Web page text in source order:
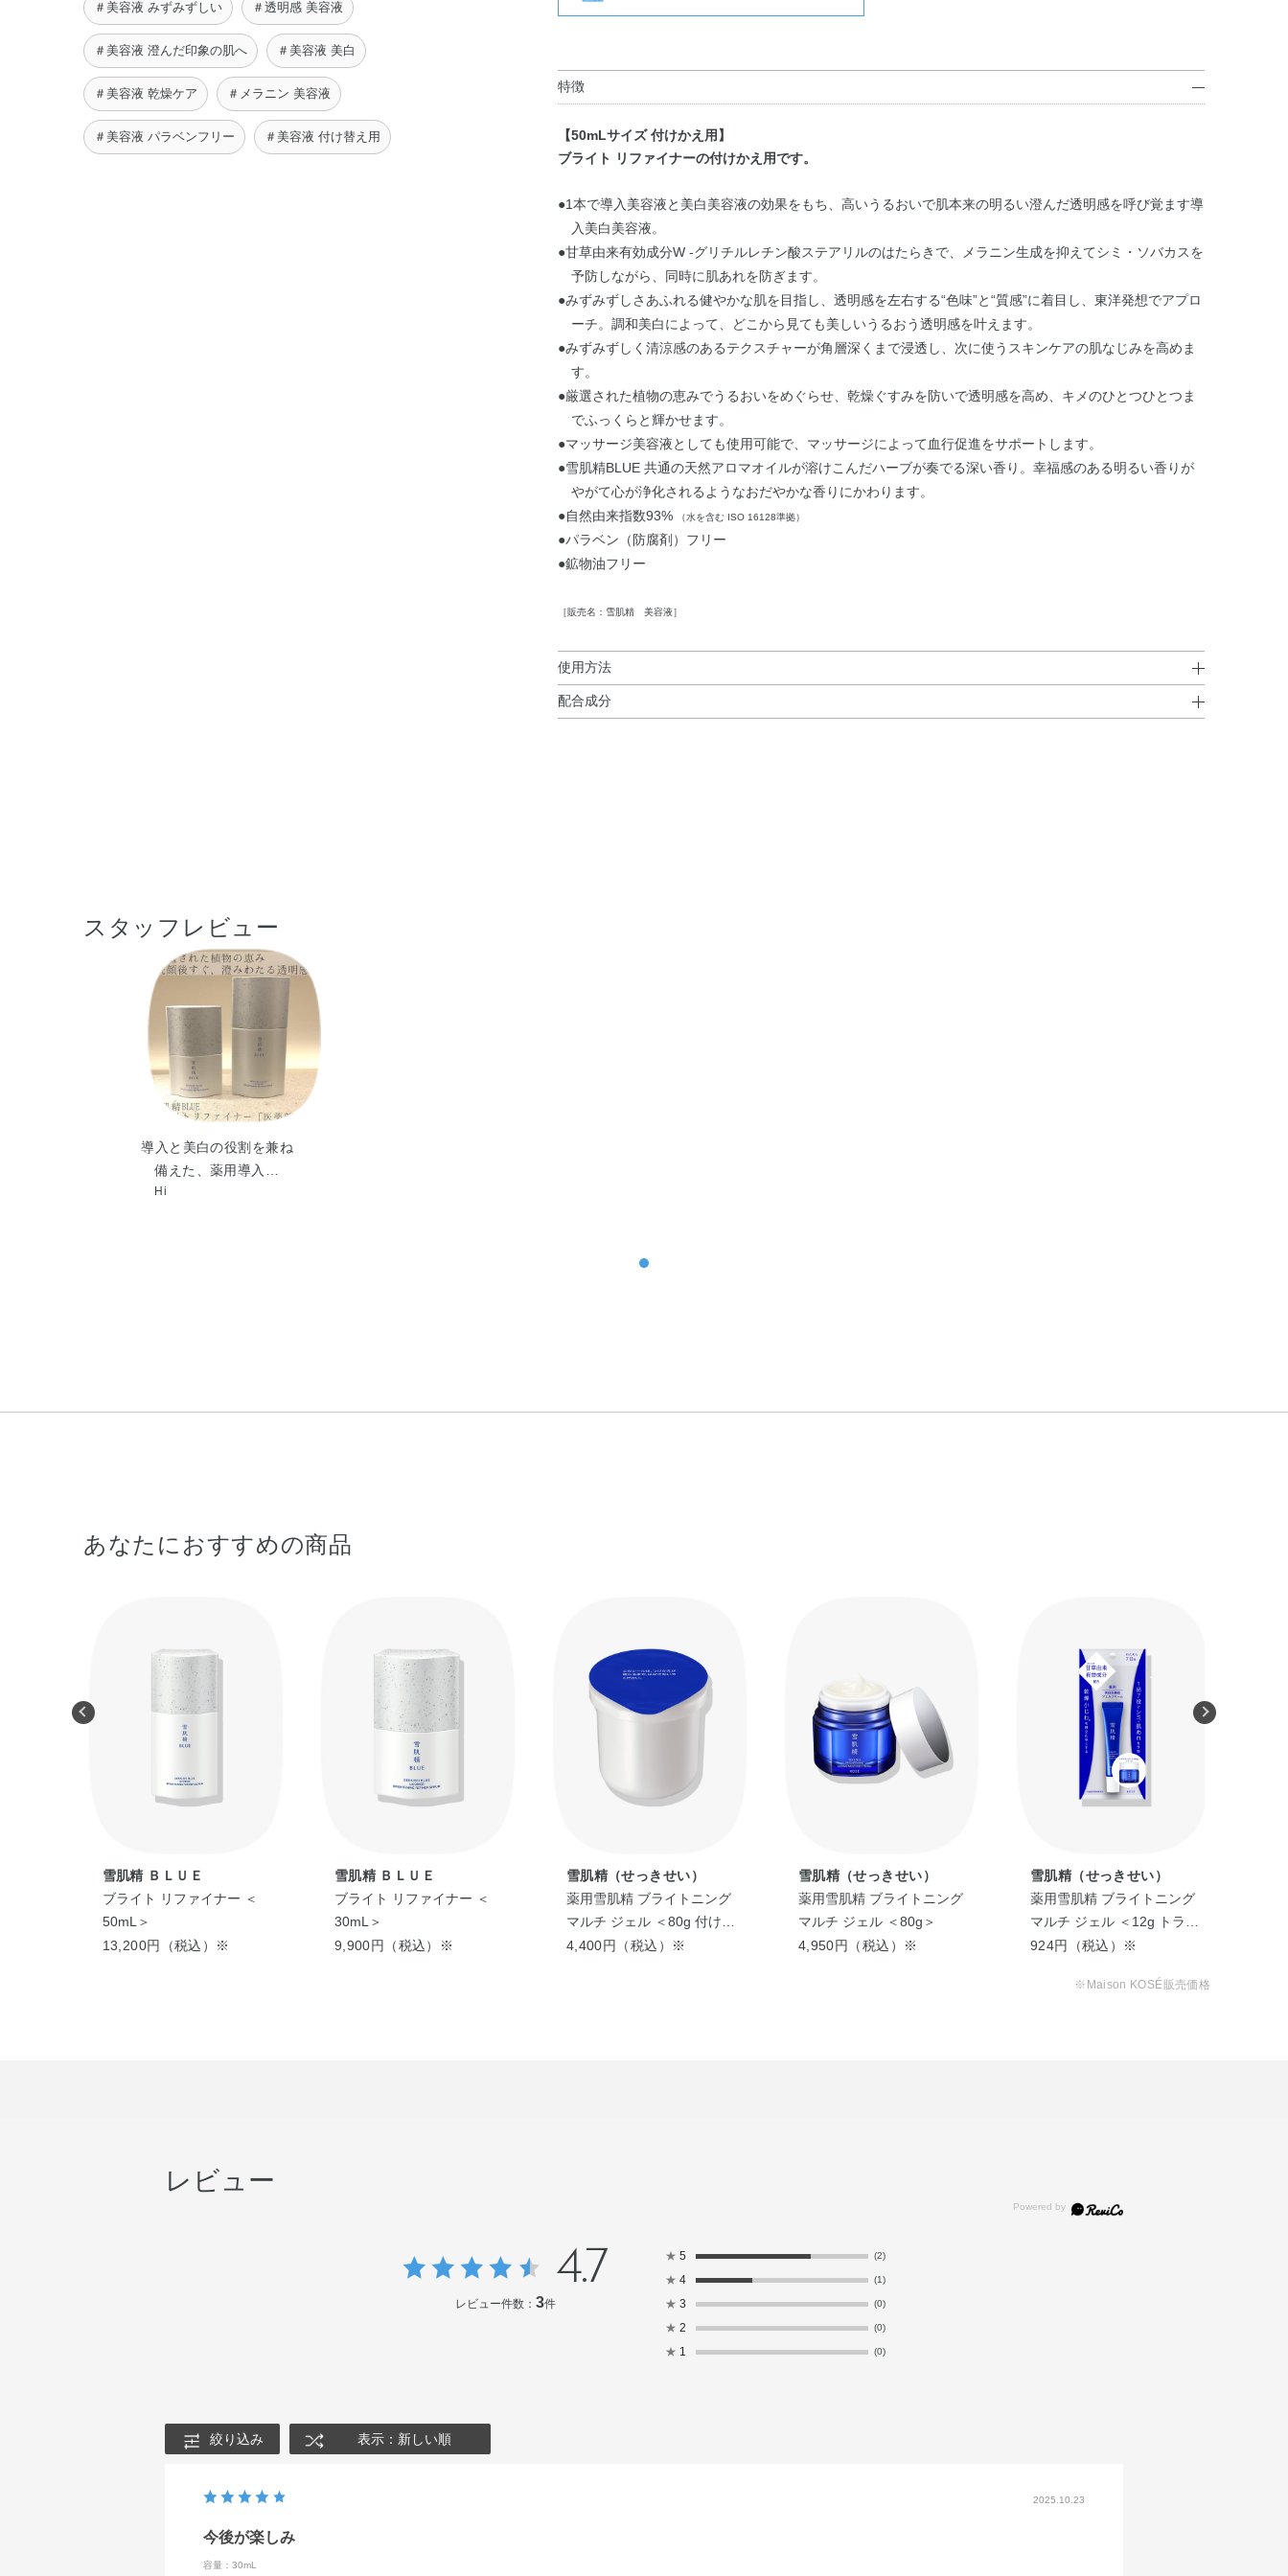
＃美容液 みずみずしい ＃透明感 美容液
＃美容液 澄んだ印象の肌へ ＃美容液 美白
＃美容液 乾燥ケア ＃メラニン 美容液
＃美容液 パラベンフリー ＃美容液 付け替え用
特徴
【50mLサイズ 付けかえ用】
ブライト リファイナーの付けかえ用です。
●1本で導入美容液と美白美容液の効果をもち、高いうるおいで肌本来の明るい澄んだ透明感を呼び覚ます導
入美白美容液。
●甘草由来有効成分W -グリチルレチン酸ステアリルのはたらきで、メラニン生成を抑えてシミ・ソバカスを
予防しながら、同時に肌あれを防ぎます。
●みずみずしさあふれる健やかな肌を目指し、透明感を左右する“色味”と“質感”に着目し、東洋発想でアプロ
ーチ。調和美白によって、どこから見ても美しいうるおう透明感を叶えます。
●みずみずしく清涼感のあるテクスチャーが角層深くまで浸透し、次に使うスキンケアの肌なじみを高めま
す。
●厳選された植物の恵みでうるおいをめぐらせ、乾燥ぐすみを防いで透明感を高め、キメのひとつひとつま
でふっくらと輝かせます。
●マッサージ美容液としても使用可能で、マッサージによって血行促進をサポートします。
●雪肌精BLUE 共通の天然アロマオイルが溶けこんだハーブが奏でる深い香り。幸福感のある明るい香りが
やがて心が浄化されるようなおだやかな香りにかわります。
●自然由来指数93%
（水を含む ISO 16128準拠）
●パラベン（防腐剤）フリー
●鉱物油フリー
［販売名：雪肌精 美容液］
使用方法
使用方法
配合成分
スタッフレビュー
導入と美白の役割を兼ね
備えた、薬用導入…
Hi
あなたにおすすめの商品
雪肌精 ＢＬＵＥ
ブライト リファイナー ＜
50mL＞
13,200円（税込）※
雪肌精 ＢＬＵＥ
ブライト リファイナー ＜
30mL＞
9,900円（税込）※
雪肌精（せっきせい）
薬用雪肌精 ブライトニング
マルチ ジェル ＜80g 付けか
え用＞
4,400円（税込）※
雪肌精（せっきせい）
薬用雪肌精 ブライトニング
マルチ ジェル ＜80g＞
4,950円（税込）※
雪肌精（せっきせい）
薬用雪肌精 ブライトニング
マルチ ジェル ＜12g トライ
アル＞
924円（税込）※
※Maison KOSÉ販売価格
レビュー
4.7
レビュー件数： 3件
★ 5 (2)
★ 4 (1)
★ 3 (0)
★ 2 (0)
★ 1 (0)
絞り込み 表示：新しい順
2025.10.23
今後が楽しみ
容量：30mL